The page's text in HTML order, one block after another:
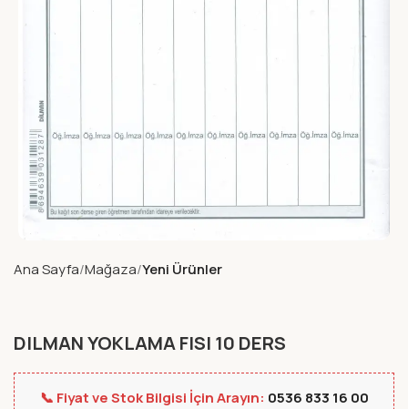
Ana Sayfa Mağaza Yeni Ürünler
DILMAN YOKLAMA FISI 10 DERS
📞 Fiyat ve Stok Bilgisi İçin Arayın: 0536 833 16 00